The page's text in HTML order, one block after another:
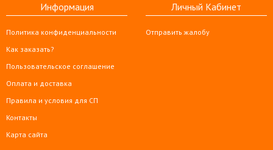
Информация
Политика конфиденциальности
Как заказать?
Пользовательское соглашение
Оплата и доставка
Правила и условия для СП
Контакты
Карта сайта
Личный Кабинет
Отправить жалобу